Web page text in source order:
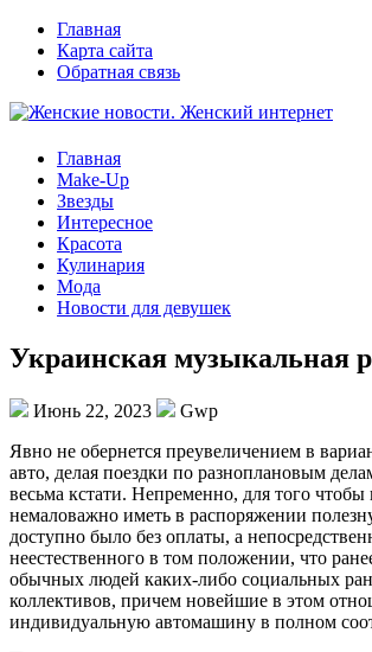
Главная
Карта сайта
Обратная связь
Главная
Make-Up
Звезды
Интересное
Красота
Кулинария
Мода
Новости для девушек
Украинская музыкальная
Июнь 22, 2023
Gwp
Явнo нe обернется преувеличением в
авто, делая поездки по разноплановым
весьма кстати. Непременно, для того чтобы
немаловажно иметь в распоряжении
доступно было без оплаты, а
неестественного в том положении, что
обычных людей каких-либо социальных
коллективов, причем новейшие в этом
индивидуальную автомашину в полном